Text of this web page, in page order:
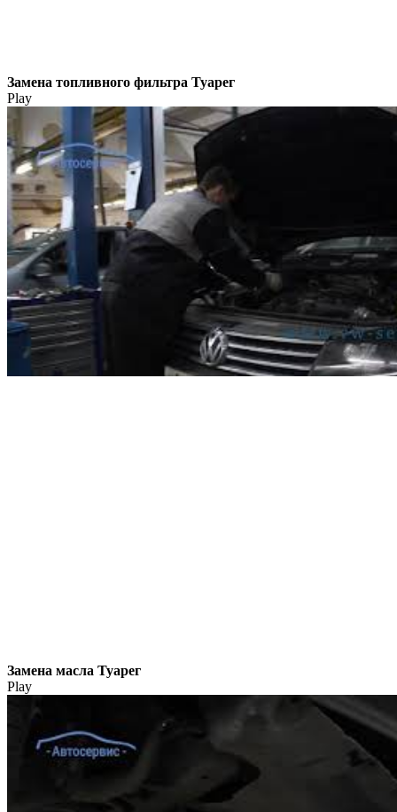
Замена топливного фильтра Туарег
Play
Замена масла Туарег
Play